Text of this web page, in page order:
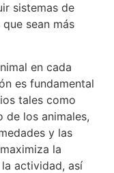
sistemas de
sean más
en cada
es fundamental
tales como
de los animales,
y las
la
actividad, así